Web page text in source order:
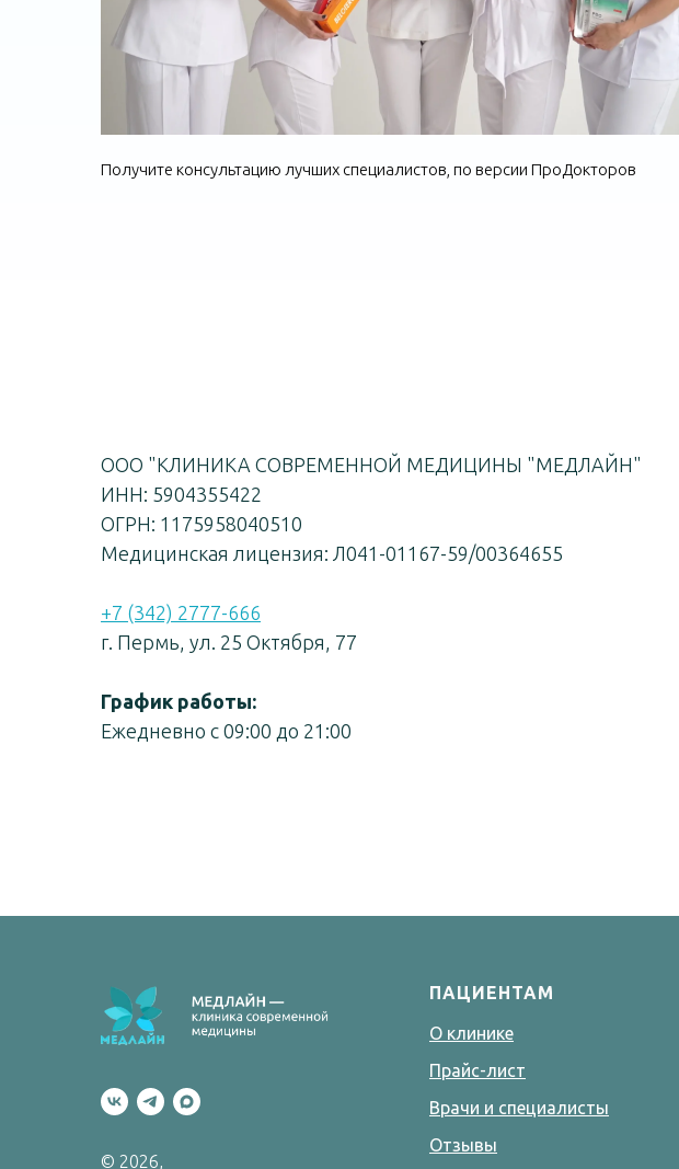
Получите консультацию лучших специалистов, по версии ПроДокторов
ООО "КЛИНИКА СОВРЕМЕННОЙ МЕДИЦИНЫ "МЕДЛАЙН"
ИНН: 5904355422
ОГРН: 1175958040510
Медицинская лицензия: Л041-01167-59/00364655
+7 (342) 2777-666
г. Пермь, ул. 25 Октября, 77
График работы:
Ежедневно с 09:00 до 21:00
© 2026,
ПАЦИЕНТАМ
О клинике
Прайс-лист
Врачи и специалисты
Отзывы